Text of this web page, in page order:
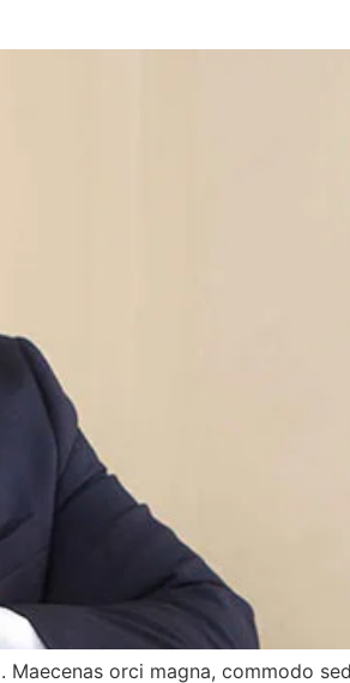
orci magna, commodo